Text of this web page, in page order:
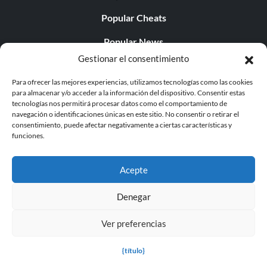
Gestionar el consentimiento
Para ofrecer las mejores experiencias, utilizamos tecnologías como las cookies
para almacenar y/o acceder a la información del dispositivo. Consentir estas
tecnologías nos permitirá procesar datos como el comportamiento de
navegación o identificaciones únicas en este sitio. No consentir o retirar el
consentimiento, puede afectar negativamente a ciertas características y
funciones.
Acepte
Denegar
Ver preferencias
{título}
Popular Cheats
Popular News
Popular Editorials
Popular Free Games
LATEST UPDATES
© 1998 - 2026 MegaGames.com All rights reserved
Settings